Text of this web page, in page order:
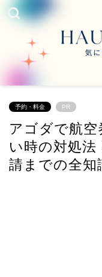
予約・料金 PR
アゴダで航
い時の対処法
請までの全知